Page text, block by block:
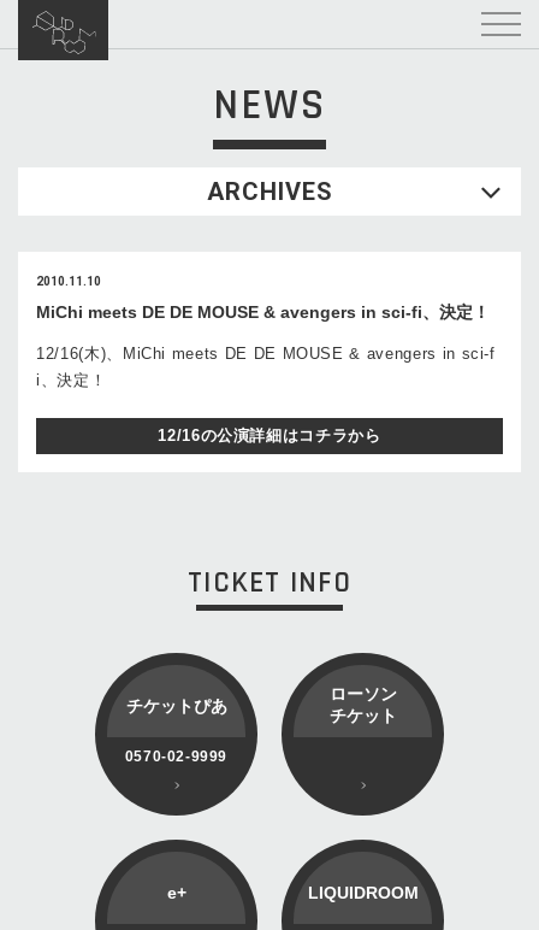
NEWS
ARCHIVES
2010.11.10
MiChi meets DE DE MOUSE & avengers in sci-fi、決定！
12/16(木)、MiChi meets DE DE MOUSE & avengers in sci-f
i、決定！
12/16の公演詳細はコチラから
TICKET INFO
チケットぴあ
0570-02-9999
ローソン
チケット
e+ LIQUIDROOM